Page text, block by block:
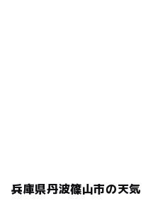
兵庫県丹波篠山市の天気